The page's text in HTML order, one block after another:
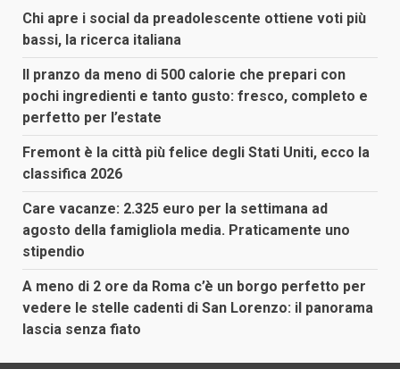
Chi apre i social da preadolescente ottiene voti più
bassi, la ricerca italiana
Il pranzo da meno di 500 calorie che prepari con
pochi ingredienti e tanto gusto: fresco, completo e
perfetto per l’estate
Fremont è la città più felice degli Stati Uniti, ecco la
classifica 2026
Care vacanze: 2.325 euro per la settimana ad
agosto della famigliola media. Praticamente uno
stipendio
A meno di 2 ore da Roma c’è un borgo perfetto per
vedere le stelle cadenti di San Lorenzo: il panorama
lascia senza fiato